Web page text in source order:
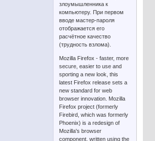
злоумышленника к
компьютеру. При первом
вводе мастер-пароля
отображается его
расчётное качество
(трудность взлома).
Mozilla Firefox - faster, more
secure, easier to use and
sporting a new look, this
latest Firefox release sets a
new standard for web
browser innovation. Mozilla
Firefox project (formerly
Firebird, which was formerly
Phoenix) is a redesign of
Mozilla's browser
component, written using the